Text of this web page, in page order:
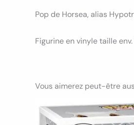
Pop de Horsea, alias
Figurine en vinyle taille
Vous aimerez peut-être